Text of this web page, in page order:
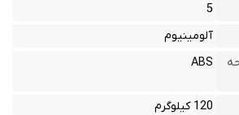
5
آلومینیوم
ABS
120 کیلوگرم